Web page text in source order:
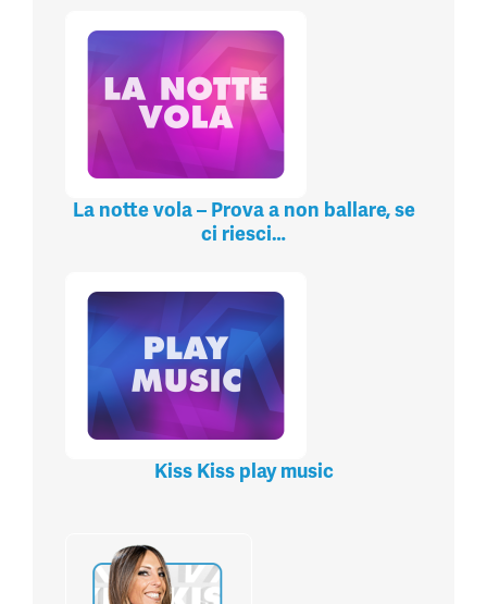
La notte vola – Prova a non ballare, se
ci riesci…
Kiss Kiss play music